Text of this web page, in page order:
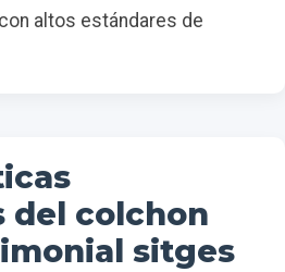
altos estándares de
del colchon
sitges